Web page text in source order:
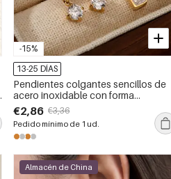
-15%
13-25 DÍAS
Pendientes colgantes sencillos de
acero inoxidable con forma
rectangular y circonitas doradas
resistentes al agua para mujer
€2,86 €3,36
Pedido mínimo de 1 ud.
Almacén de China